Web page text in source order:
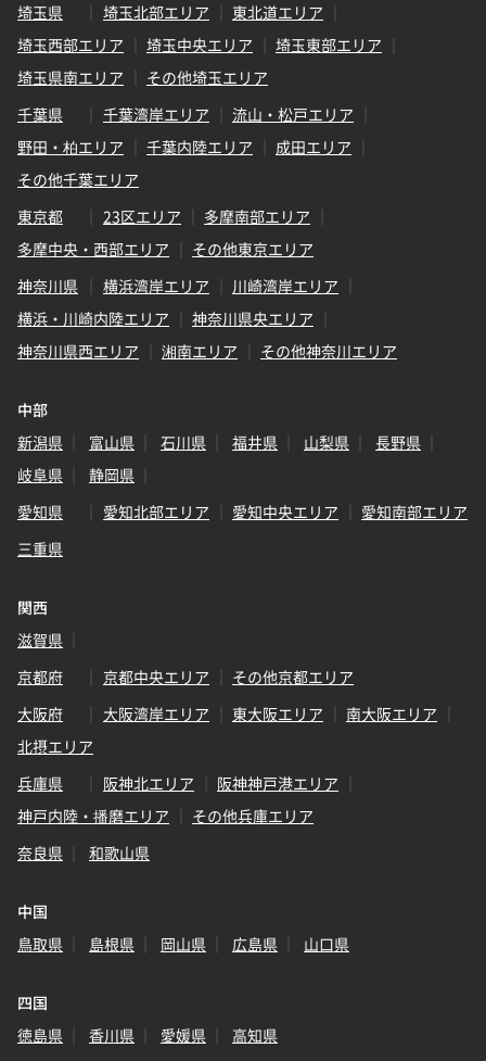
埼玉県
埼玉北部エリア
東北道エリア
埼玉西部エリア
埼玉中央エリア
埼玉東部エリア
埼玉県南エリア
その他埼玉エリア
千葉県
千葉湾岸エリア
流山・松戸エリア
野田・柏エリア
千葉内陸エリア
成田エリア
その他千葉エリア
東京都
23区エリア
多摩南部エリア
多摩中央・西部エリア
その他東京エリア
神奈川県
横浜湾岸エリア
川崎湾岸エリア
横浜・川崎内陸エリア
神奈川県央エリア
神奈川県西エリア
湘南エリア その他神奈川エリア
中部
新潟県
富山県 石川県 福井県 山梨県
長野県
岐阜県
静岡県
愛知県
愛知北部エリア 愛知中央エリア
愛知南部エリア
三重県
関西
滋賀県
京都府
京都中央エリア
その他京都エリア
大阪府
大阪湾岸エリア 東大阪エリア
南大阪エリア
北摂エリア
兵庫県
阪神北エリア
阪神神戸港エリア
神戸内陸・播磨エリア
その他兵庫エリア
奈良県
和歌山県
中国
鳥取県
島根県 岡山県 広島県 山口県
四国
徳島県
香川県 愛媛県 高知県